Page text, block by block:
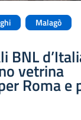
Malagò
BNL
vetrina
Roma e